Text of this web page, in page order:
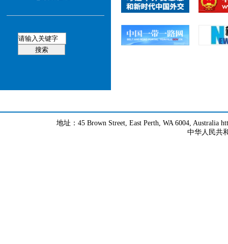
地址：45 Brown Street, East Perth, WA 6004, Australia
中华人民共